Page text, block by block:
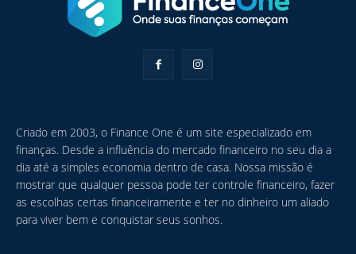
Criado em 2003, o Finance One é um site especializado em
finanças. Desde a influência do mercado financeiro no seu dia a
dia até a simples economia dentro de casa. Nossa missão é
mostrar que qualquer pessoa pode ter controle financeiro, fazer
as escolhas certas financeiramente e ter no dinheiro um aliado
para viver bem e conquistar seus sonhos.